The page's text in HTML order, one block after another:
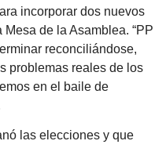
incorporar dos nuevos
de la Asamblea. “PP
reconciliándose,
problemas reales de los
en el baile de
las elecciones y que